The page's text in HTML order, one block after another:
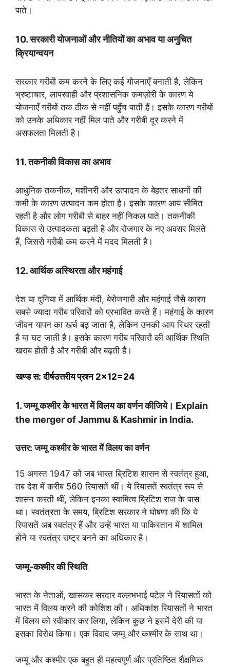
पाते।
10. सरकारी योजनाओं और नीतियों का अभाव या अनुचित
क्रियान्वयन
सरकार गरीबी कम करने के लिए कई योजनाएँ बनाती है, लेकिन
भ्रष्टाचार, लापरवाही और प्रशासनिक कमज़ोरी के कारण ये
योजनाएँ गरीबों तक ठीक से नहीं पहुँच पाती हैं। इसके कारण गरीबों
को उनके अधिकार नहीं मिल पाते और गरीबी दूर करने में
असफलता मिलती है।
11. तकनीकी विकास का अभाव
आधुनिक तकनीक, मशीनरी और उत्पादन के बेहतर साधनों की
कमी के कारण उत्पादन कम होता है। इसके कारण आय सीमित
रहती है और लोग गरीबी से बाहर नहीं निकल पाते। तकनीकी
विकास से उत्पादकता बढ़ती है और रोजगार के नए अवसर मिलते
हैं, जिससे गरीबी कम करने में मदद मिलती है।
12. आर्थिक अस्थिरता और महंगाई
देश या दुनिया में आर्थिक मंदी, बेरोजगारी और महंगाई जैसे कारण
सबसे ज्यादा गरीब परिवारों को प्रभावित करते हैं। महंगाई के कारण
जीवन यापन का खर्च बढ़ जाता है, लेकिन उनकी आय स्थिर रहती
है या घट जाती है। इसके कारण गरीब परिवारों की आर्थिक स्थिति
खराब होती है और गरीबी और बढ़ती है।
खण्ड स: दीर्षउत्तरीय प्रश्न 2×12=24
1. जम्मू कश्मीर के भारत में विलय का वर्णन कीजिये। Explain
the merger of Jammu & Kashmir in India.
उत्तर: जम्मू कश्मीर के भारत में विलय का वर्णन
15 अगस्त 1947 को जब भारत ब्रिटिश शासन से स्वतंत्र हुआ,
तब देश में करीब 560 रियासतें थीं। ये रियासतें स्वतंत्र रूप से
शासन करती थीं, लेकिन इनका स्वामित्व ब्रिटिश राज के पास
था। स्वतंत्रता के समय, ब्रिटिश सरकार ने घोषणा की कि ये
रियासतें अब स्वतंत्र हैं और उन्हें भारत या पाकिस्तान में शामिल
होने या स्वतंत्र राष्ट्र बनने का अधिकार है।
जम्मू-कश्मीर की स्थिति
भारत के नेताओं, खासकर सरदार वल्लभभाई पटेल ने रियासतों को
भारत में विलय करने की कोशिश की। अधिकांश रियासतों ने भारत
में विलय को स्वीकार कर लिया, लेकिन कुछ ने इसमें देरी की या
इसका विरोध किया। एक विवाद जम्मू और कश्मीर के साथ था।
जम्मू और कश्मीर एक बहुत ही महत्वपूर्ण और प्रतिष्ठित शैक्षणिक